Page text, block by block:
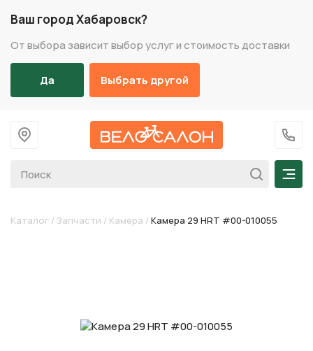
Ваш город Хабаровск?
От выбора зависит выбор услуг и стоимость доставки
Да Выбрать другой
На главную
+7
Каталог / Запчасти / Камера / Камера 29 HRT #00-010055